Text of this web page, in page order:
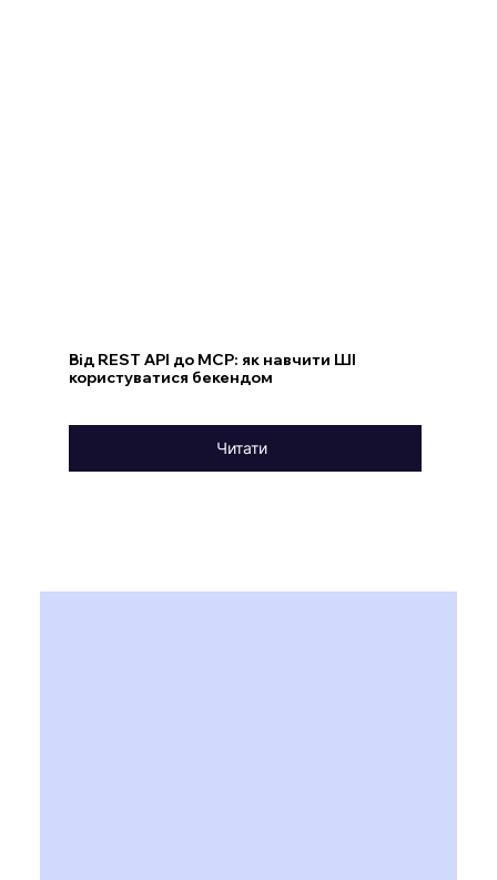
Від REST API до MCP: як навчити ШІ
користуватися бекендом
Читати